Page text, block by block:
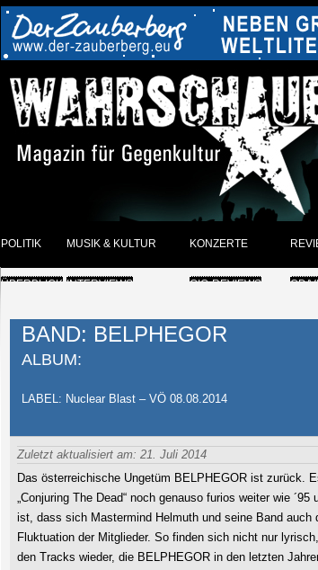
POLITIK
ÜBERBLICK
MUSIK & KULTUR
INTERVIEWS
REVIEWS DER WOCHE
SONSTIGES
ÜBERBLICK
KONZERTE
GIG-REVIEWS
ANKÜNDIGUNGEN
CD/
DVD
BAND: BELPHEGOR
ALBUM:
LABEL: Nuclear Blast – VÖ 08.08.2014
Zuletzt aktualisiert am: 21. Juli 2014
Das österreichische Ungetüm BELPHEGOR ist zurück.
„Conjuring The Dead“ noch genauso furios weiter wie
ist, dass sich Mastermind Helmuth und seine Band
Fluktuation der Mitglieder. So finden sich nicht nur
den Tracks wieder, die BELPHEGOR in den letzten